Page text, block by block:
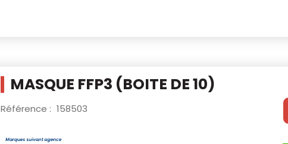
MASQUE FFP3 (BOITE DE 10)
Référence : 158503